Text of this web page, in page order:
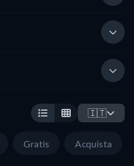
🇮🇹
Gratis Acquista